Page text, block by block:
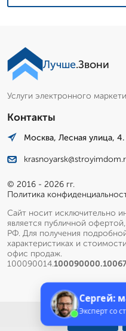
Лучше.Звони
Услуги электронного
Контакты
Москва, Лесная улица,
© 2016 - 2026 гг.
Политика
Сайт носит исключительно
является публичной
РФ. Для получения
характеристиках и
офис продаж.
100090014.
Меню
Сергей:
Эксперт со